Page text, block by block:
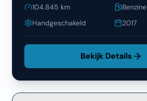
104.845 km
Benzine
Handgeschakeld
2017
Bekijk Details